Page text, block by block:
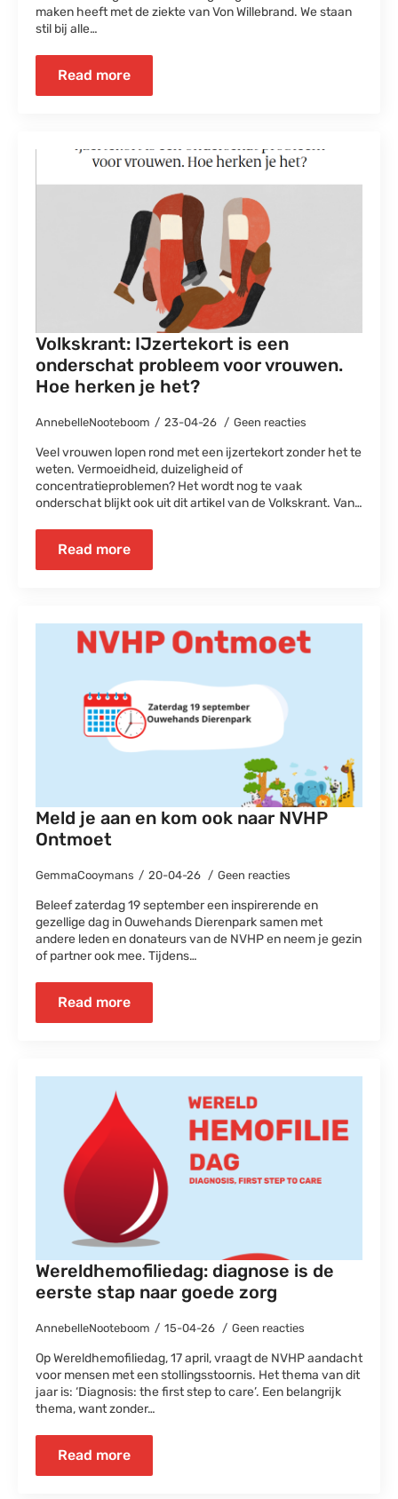
maken heeft met de ziekte van Von Willebrand. We staan
stil bij alle…
Read more
Volkskrant: IJzertekort is een
onderschat probleem voor vrouwen.
Hoe herken je het?
AnnebelleNooteboom 23-04-26 Geen reacties
Veel vrouwen lopen rond met een ijzertekort zonder het te
weten. Vermoeidheid, duizeligheid of
concentratieproblemen? Het wordt nog te vaak
onderschat blijkt ook uit dit artikel van de Volkskrant. Van…
Read more
Meld je aan en kom ook naar NVHP
Ontmoet
GemmaCooymans 20-04-26 Geen reacties
Beleef zaterdag 19 september een inspirerende en
gezellige dag in Ouwehands Dierenpark samen met
andere leden en donateurs van de NVHP en neem je gezin
of partner ook mee. Tijdens…
Read more
Wereldhemofiliedag: diagnose is de
eerste stap naar goede zorg
AnnebelleNooteboom 15-04-26 Geen reacties
Op Wereldhemofiliedag, 17 april, vraagt de NVHP aandacht
voor mensen met een stollingsstoornis. Het thema van dit
jaar is: ‘Diagnosis: the first step to care’. Een belangrijk
thema, want zonder…
Read more